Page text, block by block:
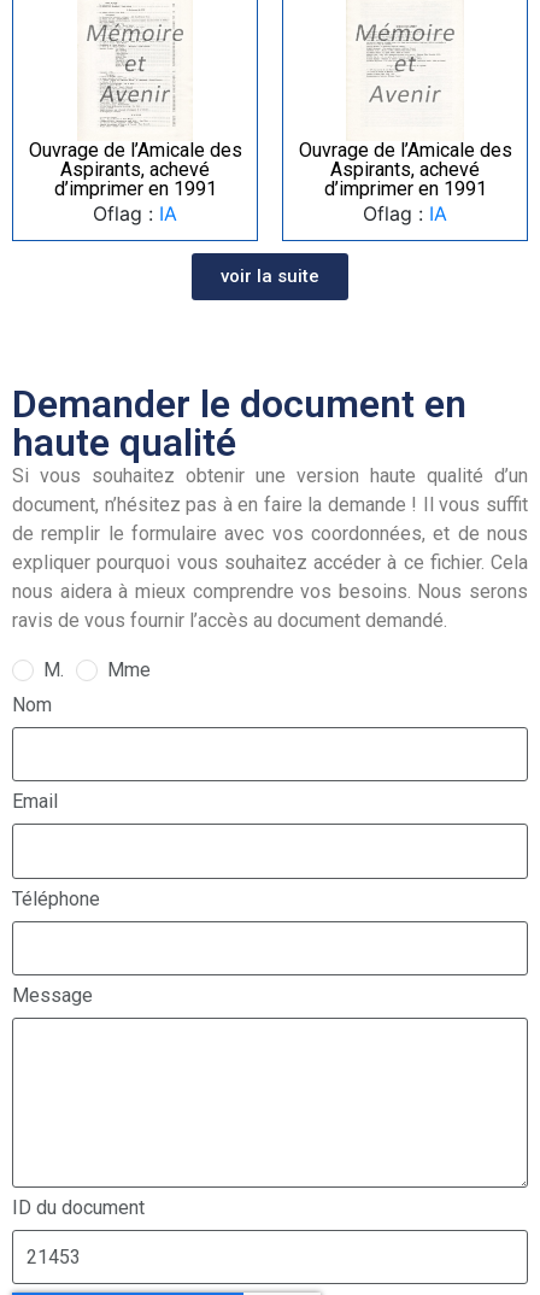
Ouvrage de l’Amicale des
Aspirants, achevé
d’imprimer en 1991
Oflag : IA
Ouvrage de l’Amicale des
Aspirants, achevé
d’imprimer en 1991
Oflag : IA
voir la suite
Demander le document en
haute qualité
Si vous souhaitez obtenir une version haute qualité d’un
document, n’hésitez pas à en faire la demande ! Il vous suffit
de remplir le formulaire avec vos coordonnées, et de nous
expliquer pourquoi vous souhaitez accéder à ce fichier. Cela
nous aidera à mieux comprendre vos besoins. Nous serons
ravis de vous fournir l’accès au document demandé.
M.
Mme
Nom
Email
Téléphone
Message
ID du document